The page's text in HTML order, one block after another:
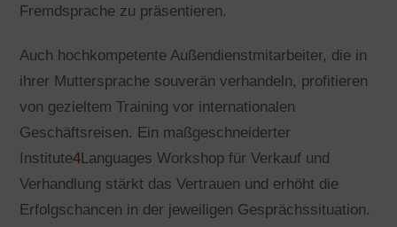
Fremdsprache zu präsentieren.
Auch hochkompetente Außendienstmitarbeiter, die in
ihrer Muttersprache souverän verhandeln, profitieren
von gezieltem Training vor internationalen
Geschäftsreisen. Ein maßgeschneiderter
Institute4Languages Workshop für Verkauf und
Verhandlung stärkt das Vertrauen und erhöht die
Erfolgschancen in der jeweiligen Gesprächssituation.